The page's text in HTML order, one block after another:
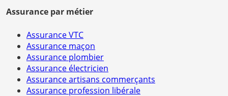
Assurance par métier
Assurance VTC
Assurance maçon
Assurance plombier
Assurance électricien
Assurance artisans commerçants
Assurance profession libérale